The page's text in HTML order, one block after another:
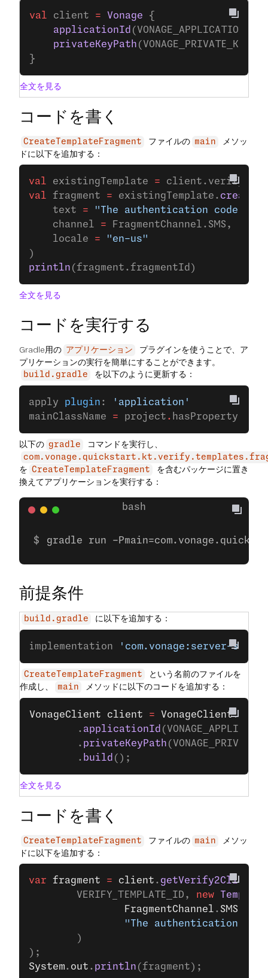
val client = Vonage {
    applicationId
(VONAGE_APPLICATION_ID)
    privateKeyPath
}
全文を見る
コードを書く
CreateTemplateFragment ファイルの main
メソッ
ドに以下を追加する：
val existingTemplate = client.verify.
val fragment = existingTemplate.
    text
= "The authentication code
    channel
= FragmentChannel.SMS,
    locale
= "en-us"
)
println (fragment.fragmentId)
全文を見る
コードを実行する
Gradle用の アプリケーション
プラグインを使うことで、ア
プリケーションの実行を簡単にすることができます。
build.gradle を以下のように更新する：
apply plugin :
'application'
mainClassName = project . hasProperty(
以下の gradle コマンドを実行し、
を CreateTemplateFragment
を含むパッケージに置き
換えてアプリケーションを実行する：
gradle run -
前提条件
build.gradle に以下を追加する：
implementation 'com.vonage:server-
CreateTemplateFragment
という名前のファイルを
作成し、
main メソッドに以下のコードを追加する：
VonageClient client = VonageClient.
		.
applicationId
		.
privateKeyPath
		.
build ();
全文を見る
コードを書く
CreateTemplateFragment ファイルの main
メソッ
ドに以下を追加する：
var fragment = client . getVerify2Client
		VERIFY_TEMPLATE_ID,
new
				FragmentChannel
. SMS
"The authentication
		)
);
System. out . println (fragment);